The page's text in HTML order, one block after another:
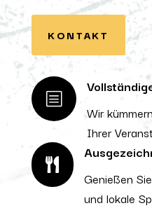
KONTAKT
b
Wir
Ihrer

Genießen
und lokale